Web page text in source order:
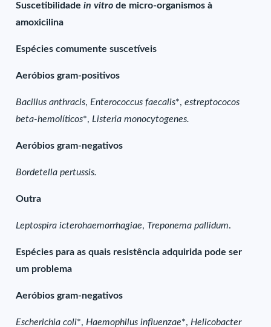
Suscetibilidadein vitro de micro-organismos à
amoxicilina
Espécies comumente suscetíveis
Aeróbios gram-positivos
Bacillus anthracis, Enterococcus faecalis*,estreptococos
beta-hemolíticos*, Listeria monocytogenes.
Aeróbios gram-negativos
Bordetella pertussis.
Outra
Leptospira icterohaemorrhagiae, Treponema pallidum.
Espécies para as quais resistência adquirida pode ser
um problema
Aeróbios gram-negativos
Escherichia coli*, Haemophilus influenzae*, Helicobacter